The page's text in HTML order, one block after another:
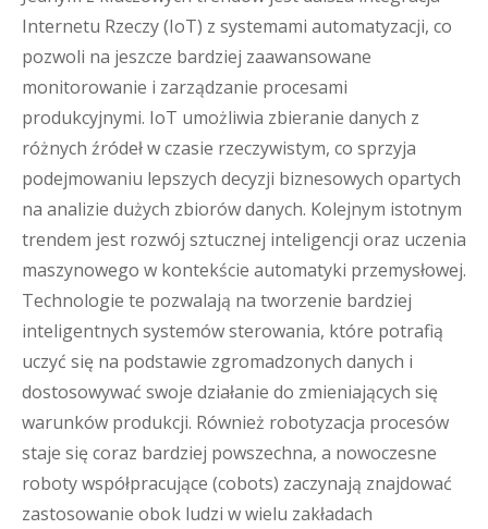
Internetu Rzeczy (IoT) z systemami automatyzacji, co
pozwoli na jeszcze bardziej zaawansowane
monitorowanie i zarządzanie procesami
produkcyjnymi. IoT umożliwia zbieranie danych z
różnych źródeł w czasie rzeczywistym, co sprzyja
podejmowaniu lepszych decyzji biznesowych opartych
na analizie dużych zbiorów danych. Kolejnym istotnym
trendem jest rozwój sztucznej inteligencji oraz uczenia
maszynowego w kontekście automatyki przemysłowej.
Technologie te pozwalają na tworzenie bardziej
inteligentnych systemów sterowania, które potrafią
uczyć się na podstawie zgromadzonych danych i
dostosowywać swoje działanie do zmieniających się
warunków produkcji. Również robotyzacja procesów
staje się coraz bardziej powszechna, a nowoczesne
roboty współpracujące (cobots) zaczynają znajdować
zastosowanie obok ludzi w wielu zakładach